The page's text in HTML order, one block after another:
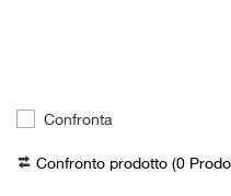
Confronta
Confronto prodotto (0